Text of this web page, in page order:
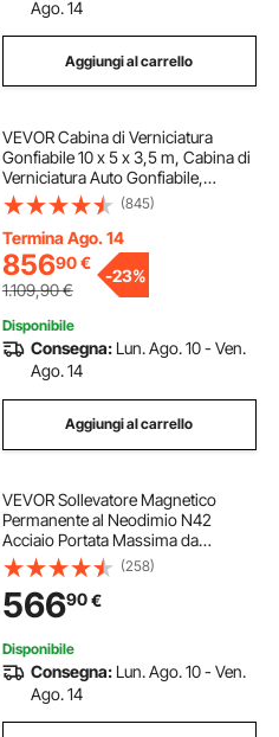
Ago. 14
Aggiungi al carrello
VEVOR Cabina di Verniciatura
Gonfiabile 10 x 5 x 3,5 m, Cabina di
Verniciatura Auto Gonfiabile,
Cabina di Spruzzatura Gonfiabile,
Cabina di Verniciatura per Auto
Portatile per Tenda Parcheggio Auto
(845)
Termina Ago. 14
85690€
1.109,90€
-23%
Disponibile
Consegna: Lun. Ago. 10 - Ven.
Ago. 14
Aggiungi al carrello
VEVOR Sollevatore Magnetico
Permanente al Neodimio N42
Acciaio Portata Massima da
2000kg Dimensioni Base
350x150x168 mm, Sollevatore a
Magneti Permanenti Fattore di
Sicurezza 2,5 Forza Trazione
5000kg
(258)
56690€
Disponibile
Consegna: Lun. Ago. 10 - Ven.
Ago. 14